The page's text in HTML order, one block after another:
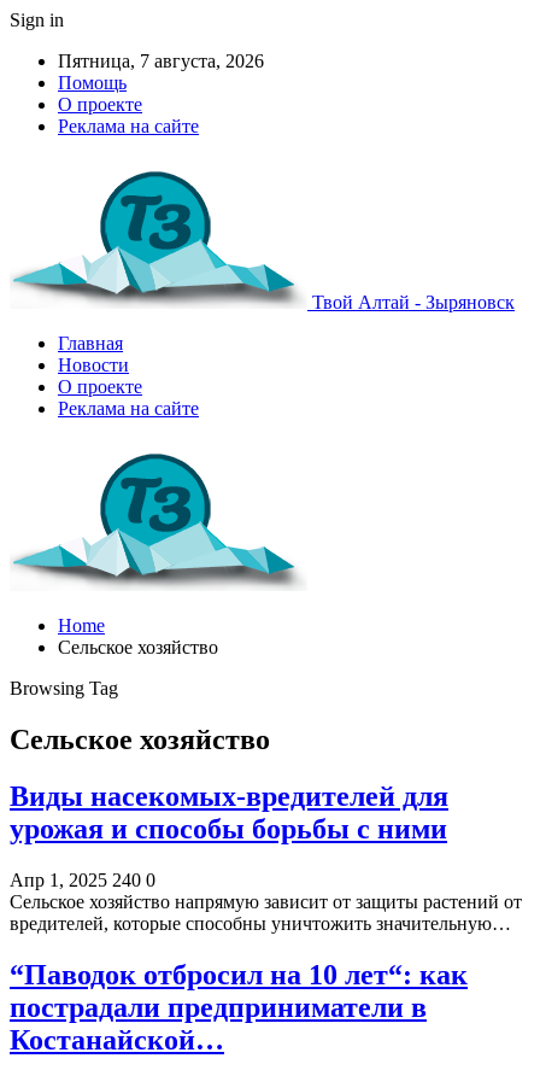
Sign in
Пятница, 7 августа, 2026
Помощь
О проекте
Реклама на сайте
Твой Алтай - Зыряновск
Главная
Новости
О проекте
Реклама на сайте
Home
Сельское хозяйство
Browsing Tag
Сельское хозяйство
Виды насекомых-вредителей для
урожая и способы борьбы с ними
Апр 1, 2025 240 0
Сельское хозяйство напрямую зависит от защиты растений от
вредителей, которые способны уничтожить значительную…
“Паводок отбросил на 10 лет“: как
пострадали предприниматели в
Костанайской…